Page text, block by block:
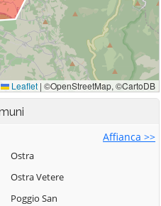
Affianca >>
Ostra
Ostra Vetere
Poggio San